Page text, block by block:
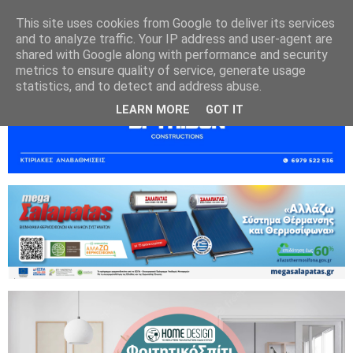
This site uses cookies from Google to deliver its services
and to analyze traffic. Your IP address and user-agent are
shared with Google along with performance and security
metrics to ensure quality of service, generate usage
statistics, and to detect and address abuse.
LEARN MORE GOT IT